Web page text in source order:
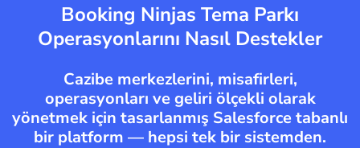
Booking Ninjas Tema Parkı
Operasyonlarını Nasıl Destekler
Cazibe merkezlerini, misafirleri,
operasyonları ve geliri ölçekli olarak
yönetmek için tasarlanmış Salesforce tabanlı
bir platform — hepsi tek bir sistemden.